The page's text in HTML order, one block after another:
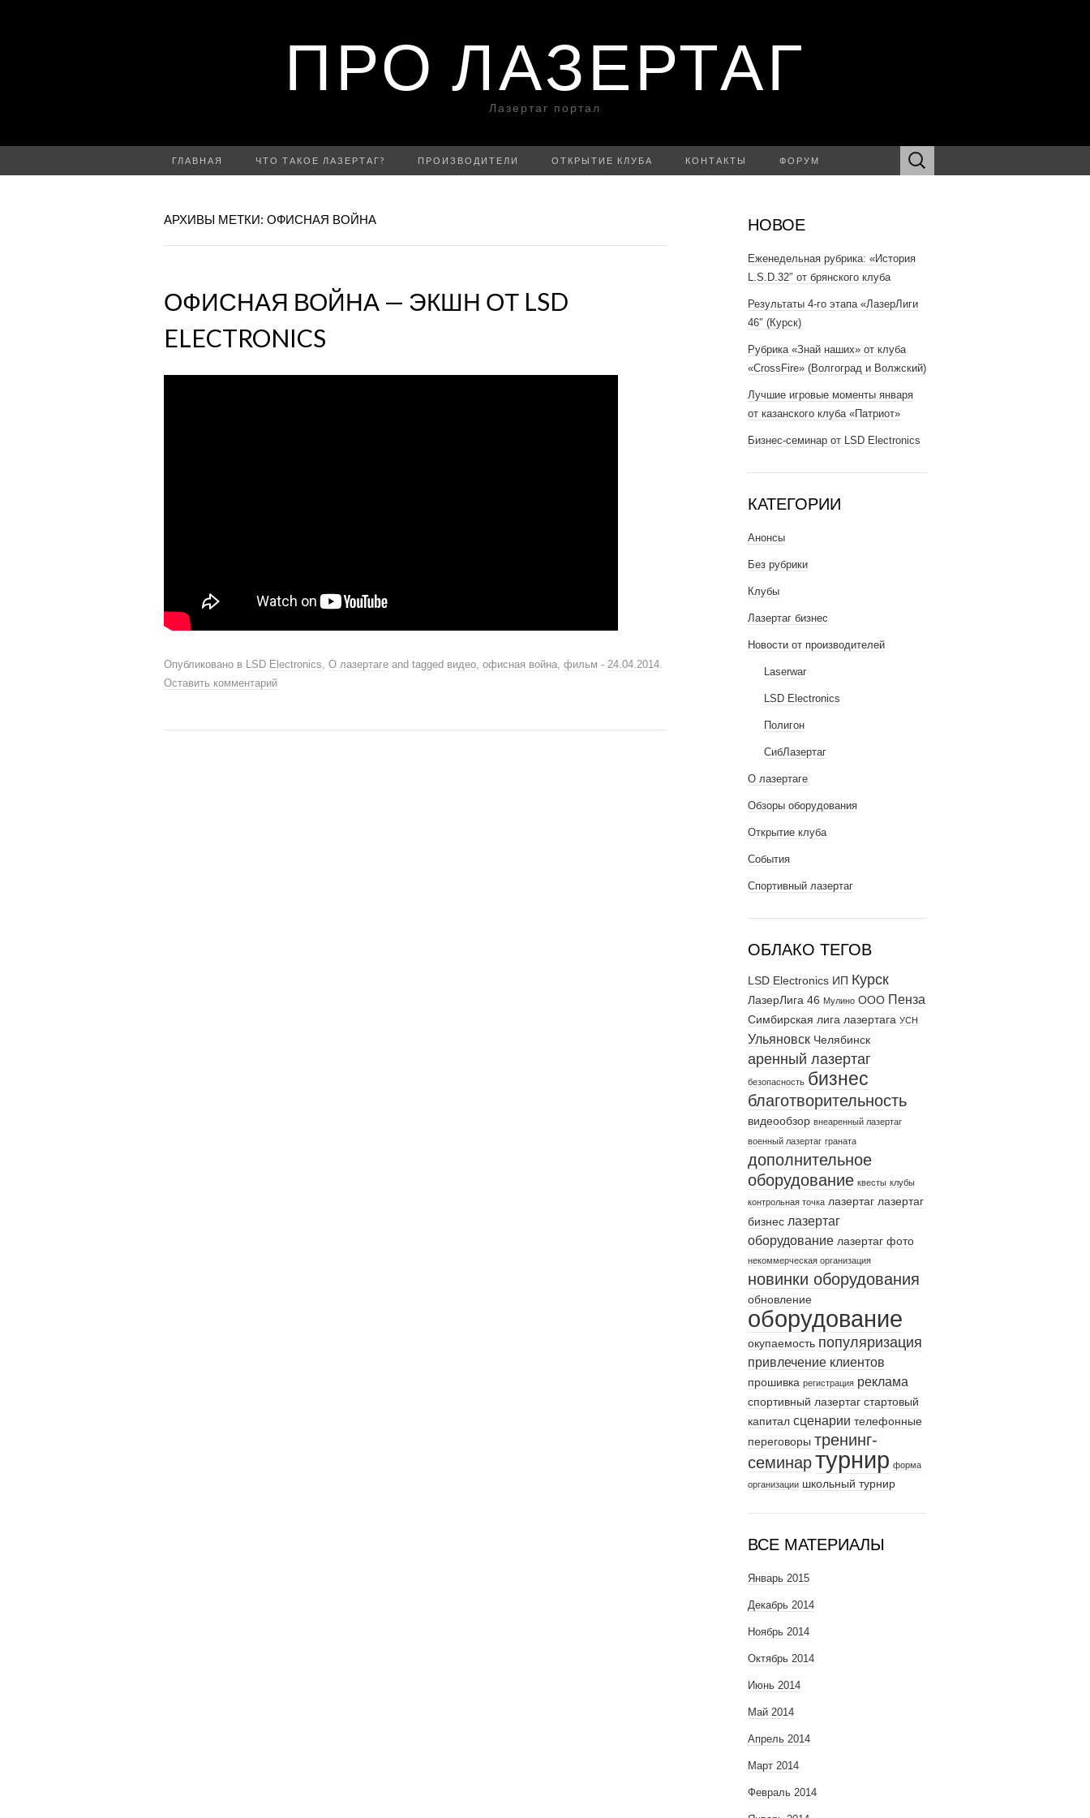
ПРО ЛАЗЕРТАГ
Лазертаг портал
ГЛАВНАЯ ЧТО ТАКОЕ ЛАЗЕРТАГ? ПРОИЗВОДИТЕЛИ ОТКРЫТИЕ КЛУБА КОНТАКТЫ ФОРУМ Найти:
АРХИВЫ МЕТКИ: ОФИСНАЯ ВОЙНА
ОФИСНАЯ ВОЙНА — ЭКШН ОТ LSD
ELECTRONICS
Опубликовано в LSD Electronics, О лазертаге and tagged видео, офисная война, фильм - 24.04.2014.
Оставить комментарий
НОВОЕ
Еженедельная рубрика: «История
L.S.D.32″ от брянского клуба
Результаты 4-го этапа «ЛазерЛиги
46″ (Курск)
Рубрика «Знай наших» от клуба
«CrossFire» (Волгоград и Волжский)
Лучшие игровые моменты января
от казанского клуба «Патриот»
Бизнес-семинар от LSD Electronics
КАТЕГОРИИ
Анонсы
Без рубрики
Клубы
Лазертаг бизнес
Новости от производителей
Laserwar
LSD Electronics
Полигон
СибЛазертаг
О лазертаге
Обзоры оборудования
Открытие клуба
События
Спортивный лазертаг
ОБЛАКО ТЕГОВ
LSD Electronics ИП Курск
ЛазерЛига 46 Мулино ООО Пенза
Симбирская лига лазертага УСН
Ульяновск Челябинск
аренный лазертаг
безопасность бизнес
благотворительность
видеообзор внеаренный лазертаг
военный лазертаг граната
дополнительное
оборудование квесты клубы
контрольная точка лазертаг лазертаг
бизнес лазертаг
оборудование лазертаг фото
некоммерческая организация
новинки оборудования
обновление
оборудование
окупаемость популяризация
привлечение клиентов
прошивка регистрация реклама
спортивный лазертаг стартовый
капитал сценарии телефонные
переговоры тренинг-
семинартурнир форма
организации школьный турнир
ВСЕ МАТЕРИАЛЫ
Январь 2015
Декабрь 2014
Ноябрь 2014
Октябрь 2014
Июнь 2014
Май 2014
Апрель 2014
Март 2014
Февраль 2014